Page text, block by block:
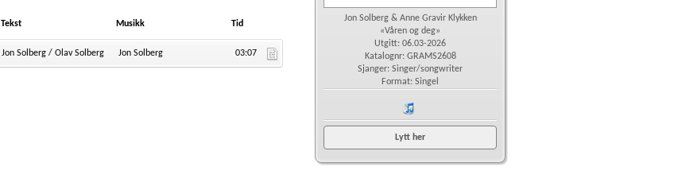
Tekst Musikk Tid
Jon Solberg / Olav Solberg Jon Solberg 03:07
Jon Solberg & Anne Gravir Klykken
«Våren og deg»
Utgitt: 06.03-2026
Katalognr: GRAMS2608
Sjanger: Singer/songwriter
Format: Singel
Lytt her